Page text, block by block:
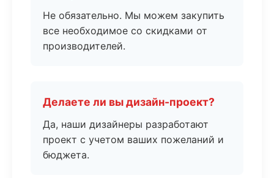
Не обязательно. Мы можем закупить
все необходимое со скидками от
производителей.
Делаете ли вы дизайн-проект?
Да, наши дизайнеры разработают
проект с учетом ваших пожеланий и
бюджета.